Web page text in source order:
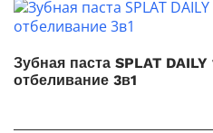
Зубная паста SPLAT
отбеливание 3в1